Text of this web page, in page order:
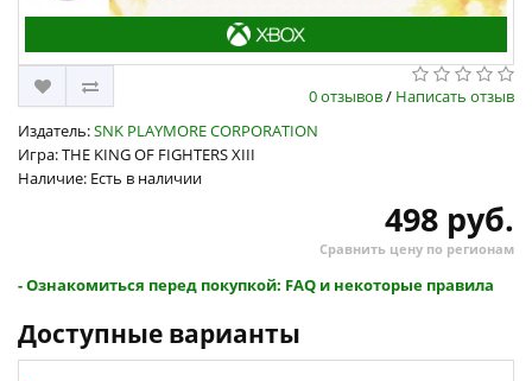
0 отзывов/ Написать отзыв
Издатель:SNK PLAYMORE CORPORATION
Игра: THE KING OF FIGHTERS XIII
Наличие: Есть в наличии
498 руб.
Сравнить цену по регионам
- Ознакомиться перед покупкой: FAQ и некоторые правила
Доступные варианты